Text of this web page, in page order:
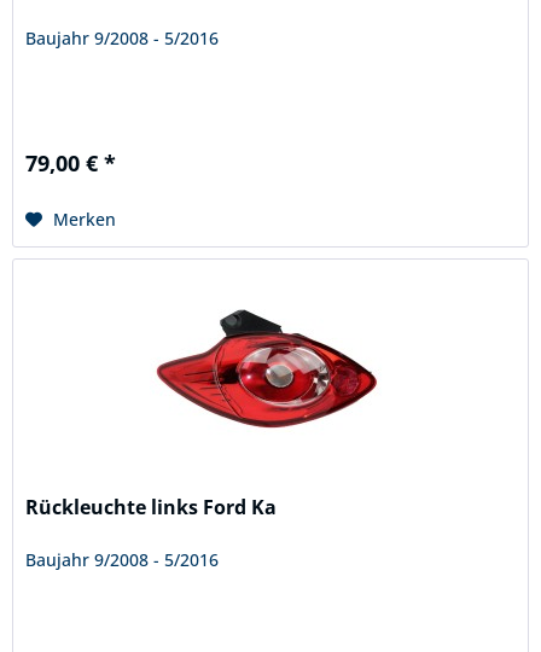
Baujahr 9/2008 - 5/2016
79,00 € *
Merken
Rückleuchte links Ford Ka
Baujahr 9/2008 - 5/2016